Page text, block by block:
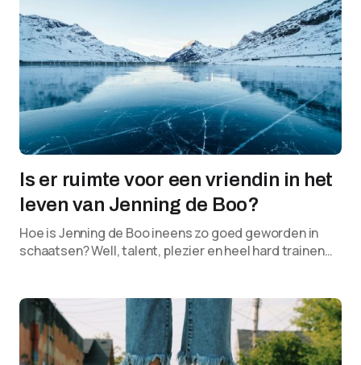
Is er ruimte voor een vriendin in het
leven van Jenning de Boo?
Hoe is Jenning de Boo ineens zo goed geworden in
schaatsen? Well, talent, plezier en heel hard trainen…